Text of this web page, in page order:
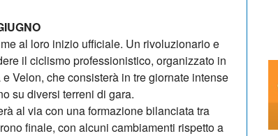
al loro inizio ufficiale. Un rivoluzionario e
il ciclismo professionistico, organizzato in
Velon, che consisterà in tre giornate intense
su diversi terreni di gara.
al via con una formazione bilanciata tra
finale, con alcuni cambiamenti rispetto a